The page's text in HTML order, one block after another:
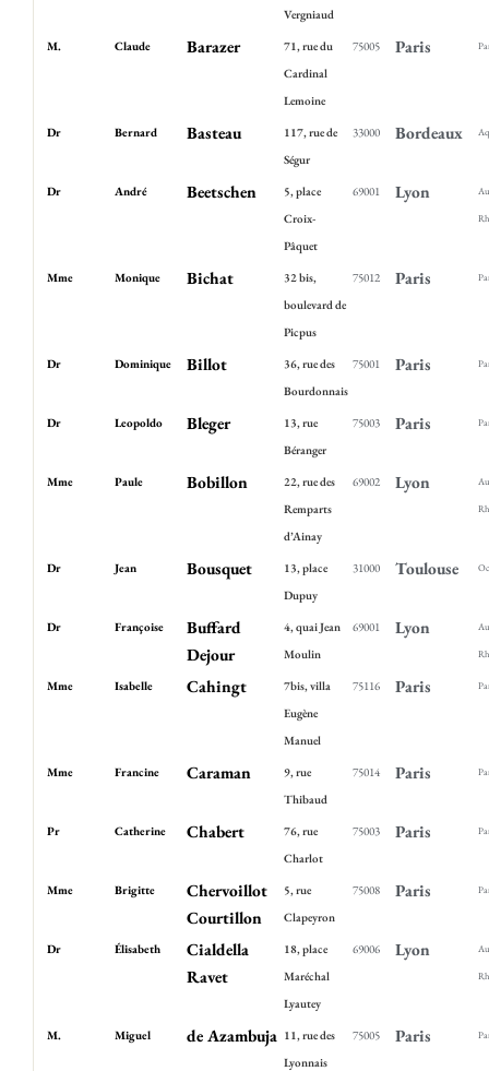
Vergniaud
M. Claude Barazer
71, rue du
Cardinal
Lemoine
75005 Paris
Dr Bernard Basteau
117, rue de
Ségur
33000 Bordeaux
Dr André Beetschen
5, place
Croix-
Pâquet
69001 Lyon
Mme Monique Bichat
32 bis,
boulevard de
Picpus
75012 Paris
Dr Dominique Billot
36, rue des
Bourdonnais
75001 Paris
Dr Leopoldo Bleger
13, rue
Béranger
75003 Paris
Mme Paule Bobillon
22, rue des
Remparts
d’Ainay
69002 Lyon
Dr Jean Bousquet
13, place
Dupuy
31000 Toulouse
Dr Françoise
Buffard
Dejour
4, quai Jean
Moulin
69001 Lyon
Mme Isabelle Cahingt
7bis, villa
Eugène
Manuel
75116 Paris
Mme Francine Caraman
9, rue
Thibaud
75014 Paris
Pr Catherine Chabert
76, rue
Charlot
75003 Paris
Mme Brigitte
Chervoillot
Courtillon
5, rue
Clapeyron
75008 Paris
Dr Élisabeth
Cialdella
Ravet
18, place
Maréchal
Lyautey
69006 Lyon
M. Miguel de Azambuja 11, rue des
Lyonnais
75005 Paris